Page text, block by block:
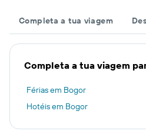
Completa a tua viagem
Completa a tua viagem
Férias em Bogor
Hotéis em Bogor